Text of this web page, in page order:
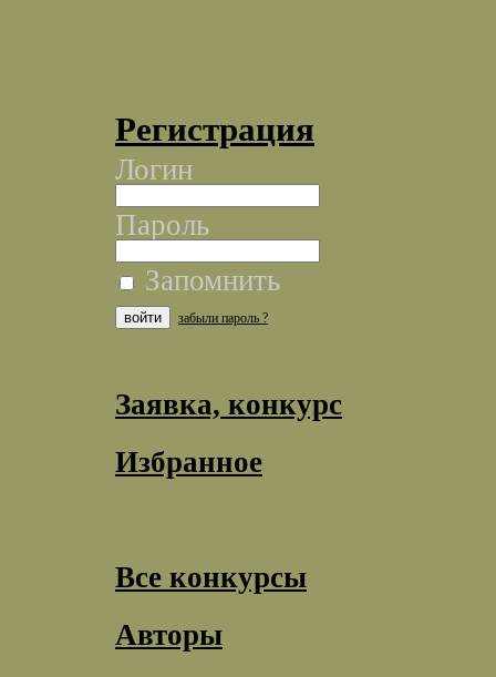
Регистрация
Логин
Пароль
Запомнить
забыли пароль ?
Заявка, конкурс
Избранное
Все конкурсы
Авторы